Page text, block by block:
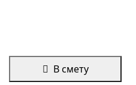
В смету